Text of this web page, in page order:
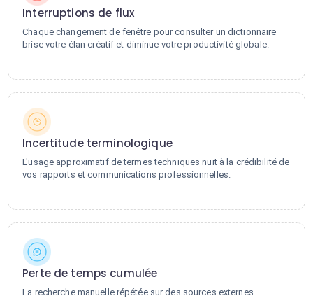
Interruptions de flux
Chaque changement de fenêtre pour consulter un dictionnaire
brise votre élan créatif et diminue votre productivité globale.
Incertitude terminologique
L'usage approximatif de termes techniques nuit à la crédibilité de
vos rapports et communications professionnelles.
Perte de temps cumulée
La recherche manuelle répétée sur des sources externes